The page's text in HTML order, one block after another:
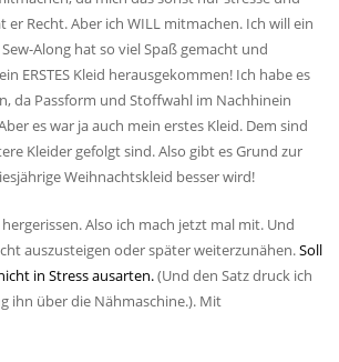
er Recht. Aber ich WILL mitmachen. Ich will ein
Along hat so viel Spaß gemacht und
ERSTES Kleid herausgekommen! Ich habe es
da Passform und Stoffwahl im Nachhinein
es war ja auch mein erstes Kleid. Dem sind
Kleider gefolgt sind. Also gibt es Grund zur
Weihnachtskleid besser wird!
Also ich mach jetzt mal mit. Und
auszusteigen oder später weiterzunähen.Soll
in Stress ausarten.(Und den Satz druck ich
ihn über die Nähmaschine.). Mit